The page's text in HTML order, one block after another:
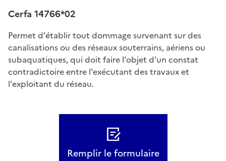
Cerfa 14766*02
Permet d'établir tout dommage survenant sur des
canalisations ou des réseaux souterrains, aériens ou
subaquatiques, qui doit faire l'objet d'un constat
contradictoire entre l'exécutant des travaux et
l'exploitant du réseau.
Remplir le formulaire